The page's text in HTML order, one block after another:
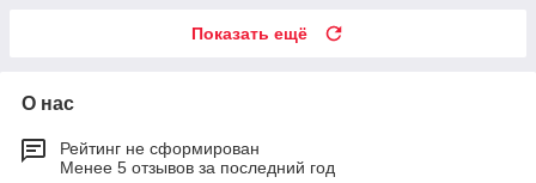
Показать ещё
О нас
Рейтинг не сформирован
Менее 5 отзывов за последний год